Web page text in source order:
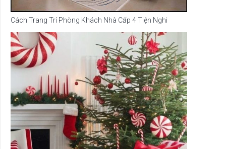
Cách Trang Trí Phòng Khách Nhà Cấp 4 Tiện Nghi